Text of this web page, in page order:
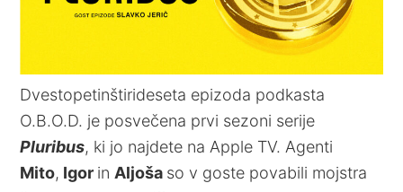
Dvestopetinštirideseta epizoda podkasta
O.B.O.D. je posvečena prvi sezoni serije
Pluribus, ki jo najdete na Apple TV. Agenti
Mito, Igor in Aljoša so v goste povabili mojstra